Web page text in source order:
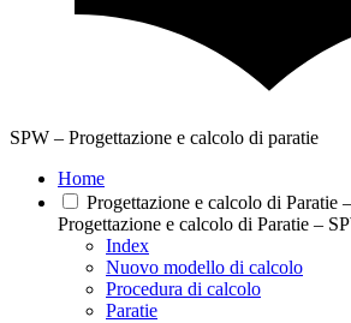
SPW – Progettazione e calcolo di paratie
Home
Progettazione e calcolo di Paratie
Progettazione e calcolo di Paratie –
Index
Nuovo modello di calcolo
Procedura di calcolo
Paratie